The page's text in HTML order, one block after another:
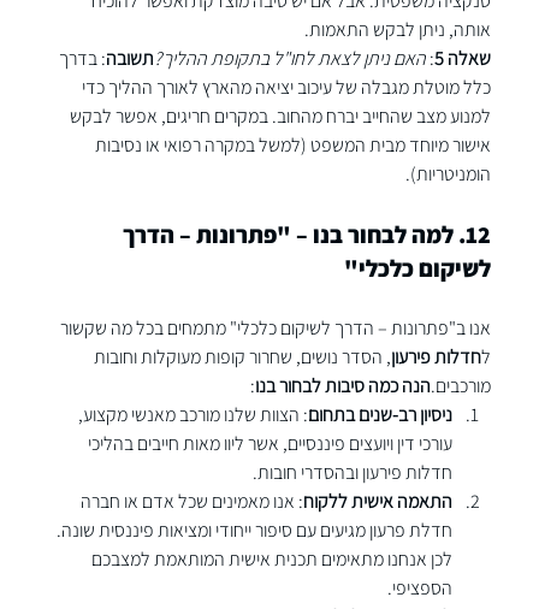
אותה, ניתן לבקש התאמות.
שאלה 5 : האם ניתן לצאת לחו"ל בתקופת ההליך?תשובה: בדרך
כלל מוטלת מגבלה של עיכוב יציאה מהארץ לאורך ההליך כדי
למנוע מצב שהחייב יברח מהחוב. במקרים חריגים, אפשר לבקש
אישור מיוחד מבית המשפט (למשל במקרה רפואי או נסיבות
הומניטריות).
12. למה לבחור בנו – "פתרונות – הדרך
לשיקום כלכלי"
אנו ב"פתרונות – הדרך לשיקום כלכלי" מתמחים בכל מה שקשור
לחדלות פירעון, הסדר נושים, שחרור קופות מעוקלות וחובות
מורכבים.הנה כמה סיבות לבחור בנו:
ניסיון רב-שנים בתחום: הצוות שלנו מורכב מאנשי מקצוע,
עורכי דין ויועצים פיננסיים, אשר ליוו מאות חייבים בהליכי
חדלות פירעון ובהסדרי חובות.
התאמה אישית ללקוח: אנו מאמינים שכל אדם או חברה
חדלת פרעון מגיעים עם סיפור ייחודי ומציאות פיננסית שונה.
לכן אנחנו מתאימים תכנית אישית המותאמת למצבכם
הספציפי.